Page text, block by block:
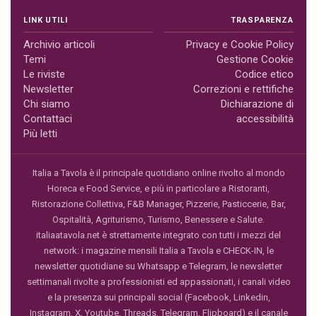
LINK UTILI
Archivio articoli
Temi
Le riviste
Newsletter
Chi siamo
Contattaci
Più letti
TRASPARENZA
Privacy e Cookie Policy
Gestione Cookie
Codice etico
Correzioni e rettifiche
Dichiarazione di
accessibilità
Italia a Tavola è il principale quotidiano online rivolto al mondo
Horeca e Food Service, e più in particolare a Ristoranti,
Ristorazione Collettiva, F&B Manager, Pizzerie, Pasticcerie, Bar,
Ospitalità, Agriturismo, Turismo, Benessere e Salute.
italiaatavola.net è strettamente integrato con tutti i mezzi del
network: i magazine mensili Italia a Tavola e CHECK-IN, le
newsletter quotidiane su Whatsapp e Telegram, le newsletter
settimanali rivolte a professionisti ed appassionati, i canali video
e la presenza sui principali social (Facebook, Linkedin,
Instagram, X, Youtube, Threads, Telegram, Flipboard) e il canale